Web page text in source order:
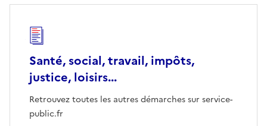
Santé, social, travail, impôts,
justice, loisirs...
Retrouvez toutes les autres démarches sur service-
public.fr